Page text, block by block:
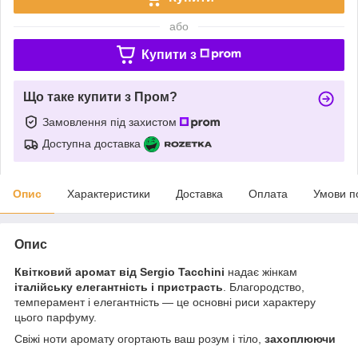
або
Купити з
Що таке купити з Пром?
Замовлення під захистом
Доступна доставка
Опис Характеристики Доставка Оплата Умови
Опис
Квітковий аромат від Sergio Tacchini надає жінкам
італійську елегантність і пристрасть . Благородство,
темперамент і елегантність — це основні риси характеру
цього парфуму.
Свіжі ноти аромату огортають ваш розум і тіло, захоплюючи